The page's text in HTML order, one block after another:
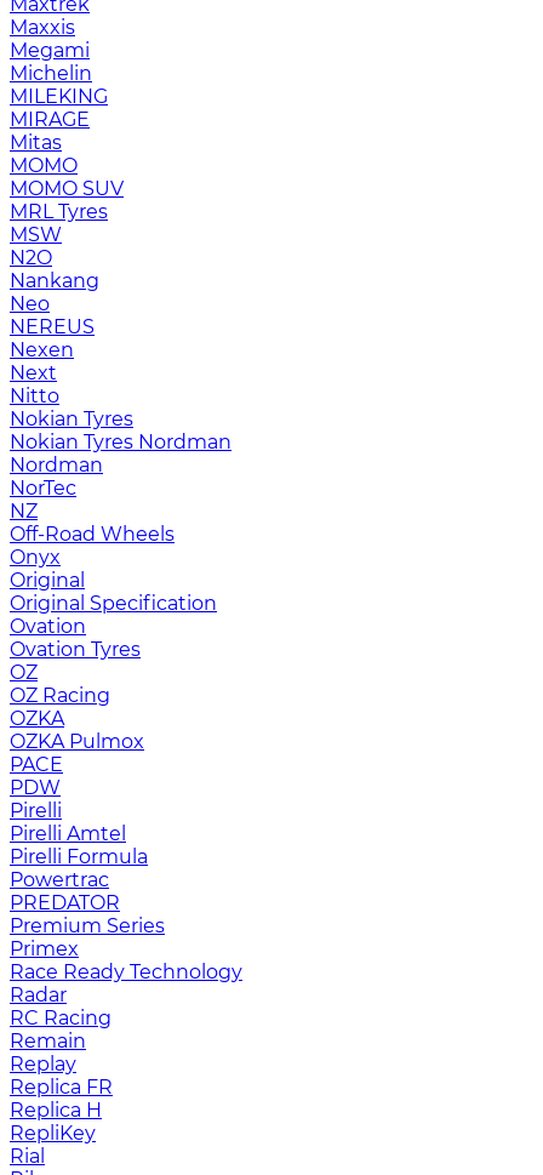
Maxxis
Megami
Michelin
MILEKING
MIRAGE
Mitas
MOMO
MOMO SUV
MRL Tyres
MSW
N2O
Nankang
Neo
NEREUS
Nexen
Next
Nitto
Nokian Tyres
Nokian Tyres Nordman
Nordman
NorTec
NZ
Off-Road Wheels
Onyx
Original
Original Specification
Ovation
Ovation Tyres
OZ
OZ Racing
OZKA
OZKA Pulmox
PACE
PDW
Pirelli
Pirelli Amtel
Pirelli Formula
Powertrac
PREDATOR
Premium Series
Primex
Race Ready Technology
Radar
RC Racing
Remain
Replay
Replica FR
Replica H
RepliKey
Rial